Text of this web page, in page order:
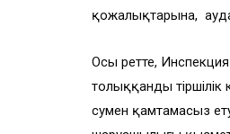
қожалықтарына,
Осы ретте,
толыққанды тіршілік
сумен қамтамасыз